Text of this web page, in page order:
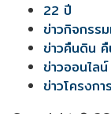
22 ปี
ข่าวกิจกรร
ข่าวคืนดิน คื
ข่าวออนไลน์
ข่าวโครงกา